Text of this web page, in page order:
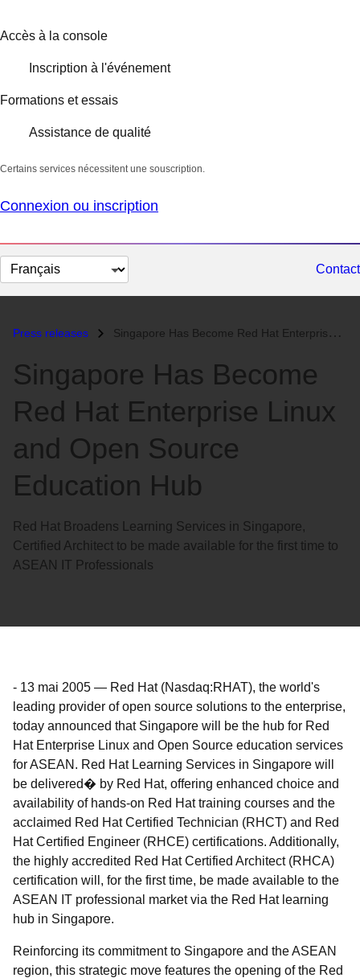
Accès à la console
Inscription à l'événement
Formations et essais
Assistance de qualité
Certains services nécessitent une souscription.
Connexion ou inscription
Changer
la
Contact
Press releases Singapore Has Become Red Hat Enterprise Linux and Open Source Educatio...
Singapore Has Become
Red Hat Enterprise Linux
and Open Source
Education Hub
Red Hat Broadens Learning Services in Singapore,
Certified Architect to be made available for the first time to
ASEAN IT Professionals
- 13 mai 2005 — Red Hat (Nasdaq:RHAT), the world's
leading provider of open source solutions to the enterprise,
today announced that Singapore will be the hub for Red
Hat Enterprise Linux and Open Source education services
for ASEAN. Red Hat Learning Services in Singapore will
be delivered� by Red Hat, offering enhanced choice and
availability of hands-on Red Hat training courses and the
acclaimed Red Hat Certified Technician (RHCT) and Red
Hat Certified Engineer (RHCE) certifications. Additionally,
the highly accredited Red Hat Certified Architect (RHCA)
certification will, for the first time, be made available to the
ASEAN IT professional market via the Red Hat learning
hub in Singapore.
Reinforcing its commitment to Singapore and the ASEAN
region, this strategic move features the opening of the Red